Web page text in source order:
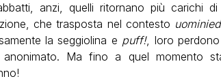
anzi, quelli ritornano più carichi
che trasposta nel contesto
la seggiolina e puff!, loro
Ma fino a quel momento